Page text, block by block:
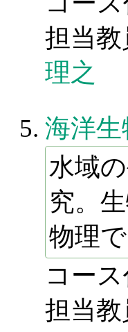
担当教
理之
海洋生
水域
究。
物理
コース
担当教